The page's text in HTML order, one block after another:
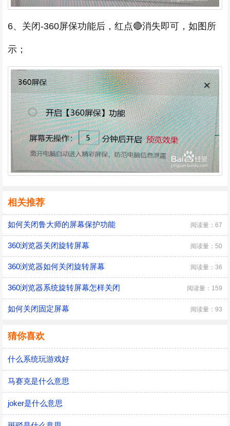
6、关闭-360屏保功能后，红点🔴消失即可，如图所
示；
相关推荐
如何关闭鲁大师的屏幕保护功能 阅读量：67
360浏览器关闭旋转屏幕 阅读量：50
360浏览器如何关闭旋转屏幕 阅读量：36
360浏览器系统旋转屏幕怎样关闭 阅读量：159
如何关闭固定屏幕 阅读量：93
猜你喜欢
什么系统玩游戏好
马赛克是什么意思
joker是什么意思